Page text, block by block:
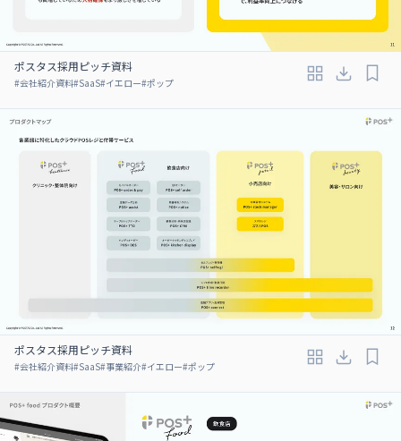
ポスタス採用ピッチ資料
#会社紹介資料#SaaS#イエロー#ポップ
ポスタス採用ピッチ資料
#会社紹介資料#SaaS#事業紹介#イエロー#ポップ